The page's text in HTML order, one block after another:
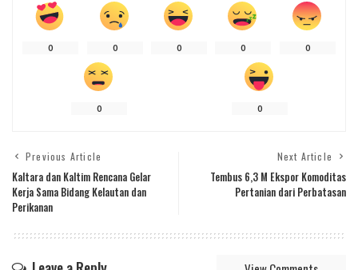
0 0 0 0 0
0 0
Previous Article
Kaltara dan Kaltim Rencana Gelar
Kerja Sama Bidang Kelautan dan
Perikanan
Next Article
Tembus 6,3 M Ekspor Komoditas
Pertanian dari Perbatasan